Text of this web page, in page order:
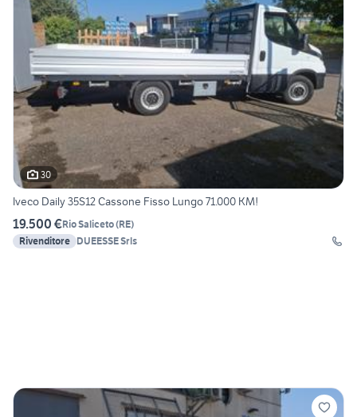
30
Iveco Daily 35S12 Cassone Fisso Lungo 71.000 KM!
19.500 €Rio Saliceto(RE)
Rivenditore DUEESSE Srls